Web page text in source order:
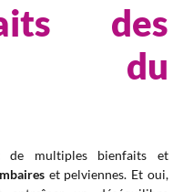
des
du
de multiples bienfaits et
et pelviennes. Et oui,